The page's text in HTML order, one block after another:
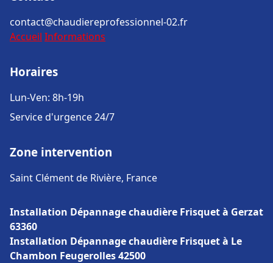
contact@chaudiereprofessionnel-02.fr
Accueil Informations
Horaires
Lun-Ven: 8h-19h
Service d'urgence 24/7
Zone intervention
Saint Clément de Rivière, France
Installation Dépannage chaudière Frisquet à Gerzat
63360
Installation Dépannage chaudière Frisquet à Le
Chambon Feugerolles 42500